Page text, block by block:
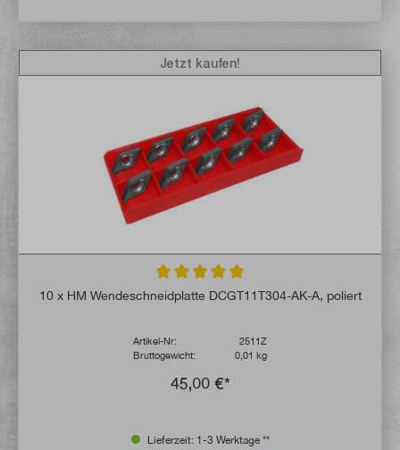
Durchschnittliche Bewertung von 5 von 5
10 x HM Wendeschneidplatte DCGT11T304-AK-A, poliert
Artikel-Nr:
2511Z
Bruttogewicht:
0,01 kg
45,00 €*
Jetzt kaufen!
Lieferzeit: 1-3 Werktage **